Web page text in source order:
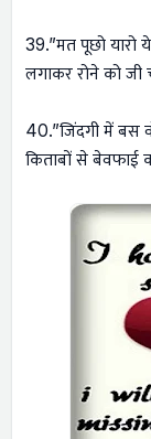
39.”मत पूछो यारो
लगाकर रोने को जी
40.”जिंदगी में बस
किताबों से बेवफाई